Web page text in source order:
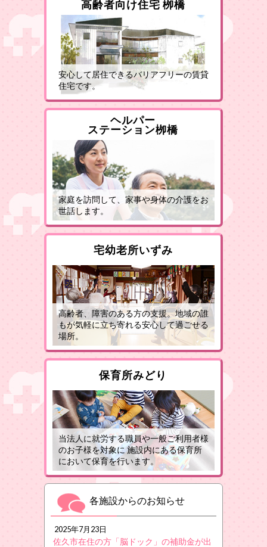
高齢者向け住宅 栁橋
安心して居住できるバリアフリーの賃貸
住宅です。
ヘルパー
ステーション栁橋
家庭を訪問して、家事や身体の介護をお
世話します。
宅幼老所いずみ
高齢者、障害のある方の支援。地域の誰
もが気軽に立ち寄れる安心して過ごせる
場所。
保育所みどり
当法人に就労する職員や一般ご利用者様
のお子様を対象に 施設内にある保育所
において保育を行います。
各施設からのお知らせ
2025年7月23日
佐久市在住の方「脳ドック」の補助金が出